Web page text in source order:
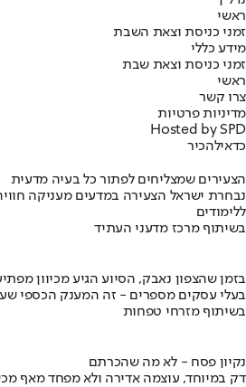
ראשי
זמני כניסת וצאת השבת
מידע כללי
זמני כניסת וצאת שבת
ראשי
צרו קשר
מדיניות פרטיות
Hosted by SPD
כדאילהכיר
הצעירים שמצליחים לפתור כל בעיה מדעית
נבחרת ישראל הצעירה במדעים מעניקה
ללימודים
בשיתוף מרכז מדעני העתיד
בזמן שהצפון נאבק, הסיוע הגיע מכיוון
בעלי עסקים מספרים - זה המענק הכספי
בשיתוף מזרחי טפחות
נקיון פסח - לא מה שהכרתם
דק במיוחד, עוצמה אדירה ולא מפחד מאף